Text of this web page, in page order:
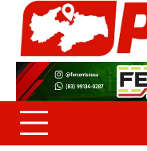
Skip
content